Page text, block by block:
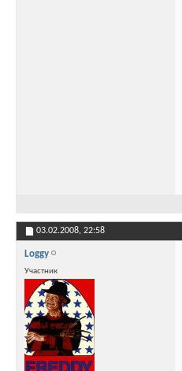
03.02.2008, 22:58
Loggy
Участник